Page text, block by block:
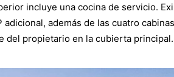
incluye una cocina de servicio.
adicional, además de las cuatro
del propietario en la cubierta principal.